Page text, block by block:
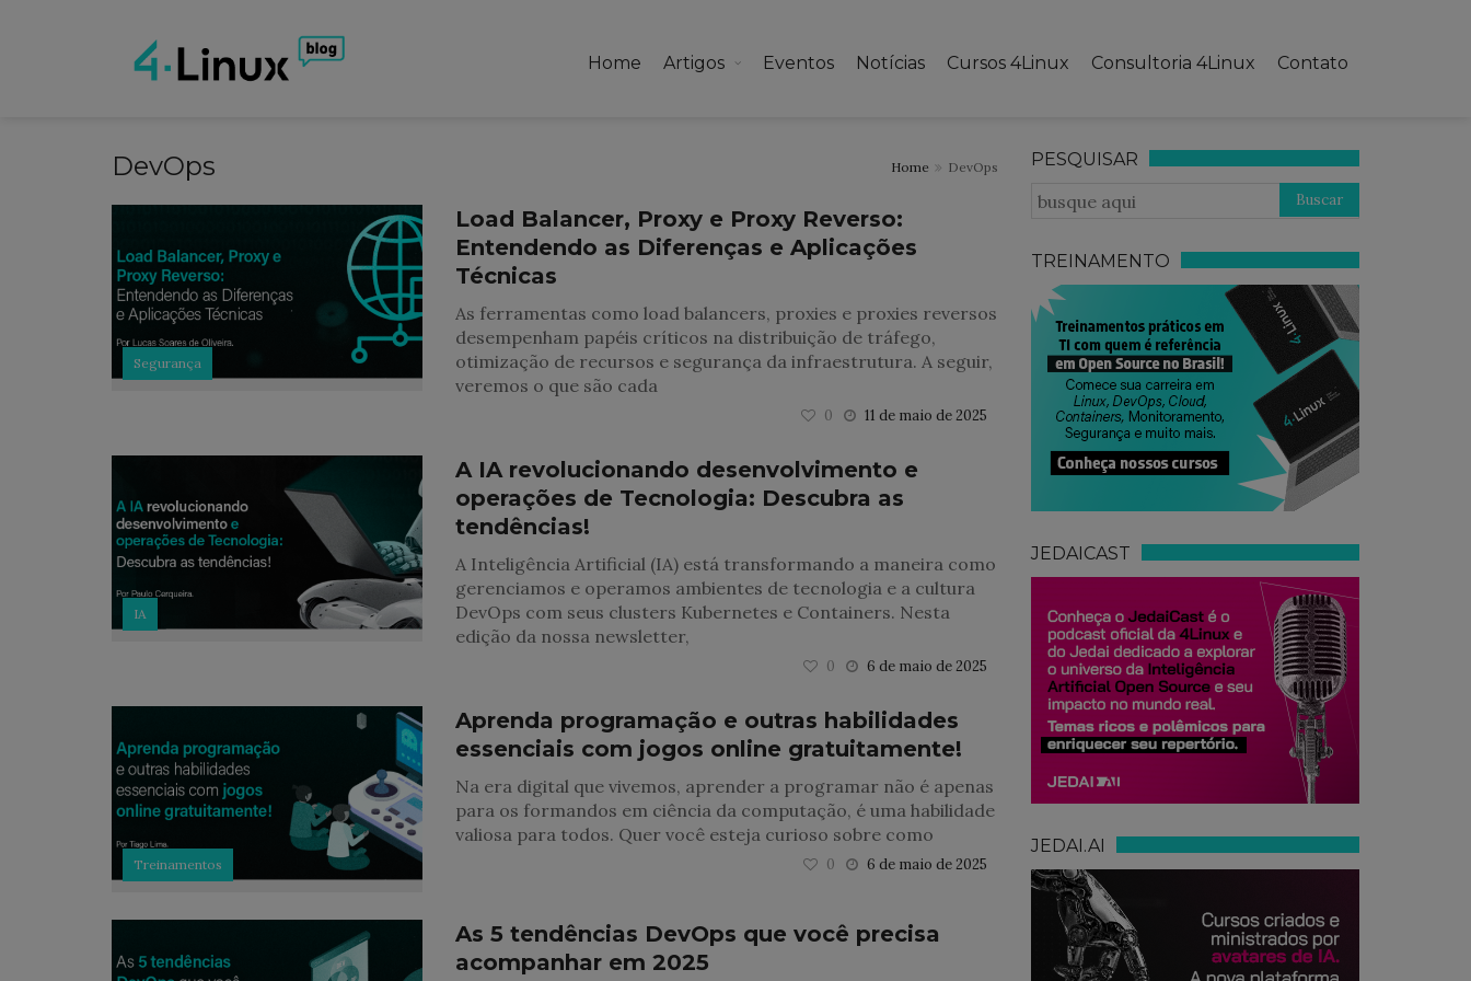
Home Artigos Eventos Notícias Cursos 4Linux Consultoria 4Linux Contato
DevOps Home DevOps
Segurança
Load Balancer, Proxy e Proxy Reverso:
Entendendo as Diferenças e Aplicações
Técnicas
As ferramentas como load balancers, proxies e proxies reversos
desempenham papéis críticos na distribuição de tráfego,
otimização de recursos e segurança da infraestrutura. A seguir,
veremos o que são cada
11 de maio de 2025
0
IA
A IA revolucionando desenvolvimento e
operações de Tecnologia: Descubra as
tendências!
A Inteligência Artificial (IA) está transformando a maneira como
gerenciamos e operamos ambientes de tecnologia e a cultura
DevOps com seus clusters Kubernetes e Containers. Nesta
edição da nossa newsletter,
6 de maio de 2025
0
Treinamentos
Aprenda programação e outras habilidades
essenciais com jogos online gratuitamente!
Na era digital que vivemos, aprender a programar não é apenas
para os formandos em ciência da computação, é uma habilidade
valiosa para todos. Quer você esteja curioso sobre como
6 de maio de 2025
0
As 5 tendências DevOps que você precisa
acompanhar em 2025
PESQUISAR
TREINAMENTO
JEDAICAST
JEDAI.AI